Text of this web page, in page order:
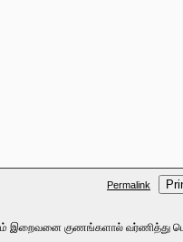
Permalink
இறைவனை குணங்களால் வர்ணித்து